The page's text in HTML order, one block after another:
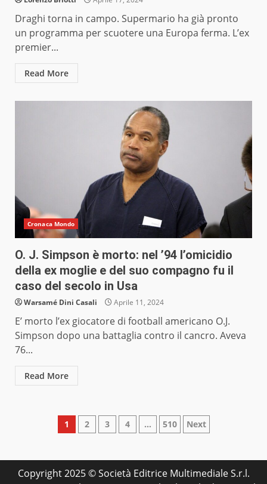
Draghi torna in campo. Supermario ha già pronto
un programma per scuotere una Europa ferma. L’ex
premier...
Read More
Cronaca Mondo
O. J. Simpson è morto: nel ’94 l’omicidio
della ex moglie e del suo compagno fu il
caso del secolo in Usa
Warsamé Dini Casali Aprile 11, 2024
E’ morto l’ex giocatore di football americano O.J.
Simpson dopo una battaglia contro il cancro. Aveva
76...
Read More
Paginazione
articoli
1 2 3 4 … 510 Next
Copyright 2025 © Società Editrice Multimediale S.r.l.